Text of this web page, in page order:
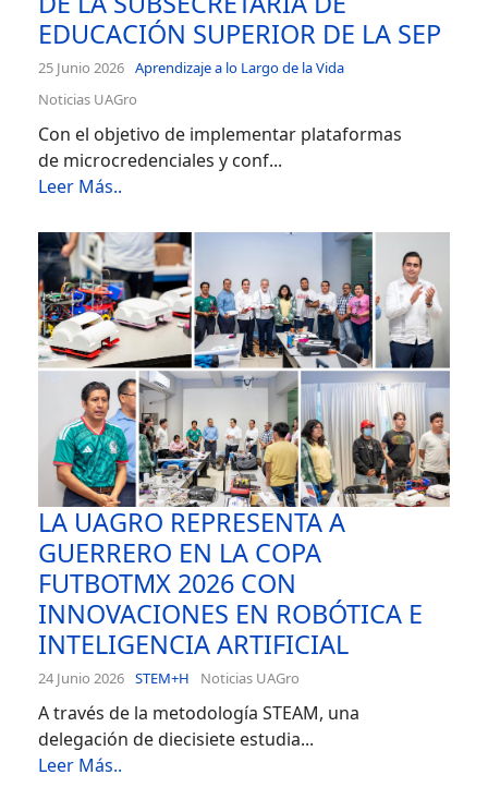
EDUCACIÓN SUPERIOR DE LA SEP
25 Junio 2026 Aprendizaje a lo Largo de la Vida
Noticias UAGro
Con el objetivo de implementar plataformas
de microcredenciales y conf...
Leer Más..
LA UAGRO REPRESENTA A
GUERRERO EN LA COPA
FUTBOTMX 2026 CON
INNOVACIONES EN ROBÓTICA E
INTELIGENCIA ARTIFICIAL
24 Junio 2026 STEM+H Noticias UAGro
A través de la metodología STEAM, una
delegación de diecisiete estudia...
Leer Más..